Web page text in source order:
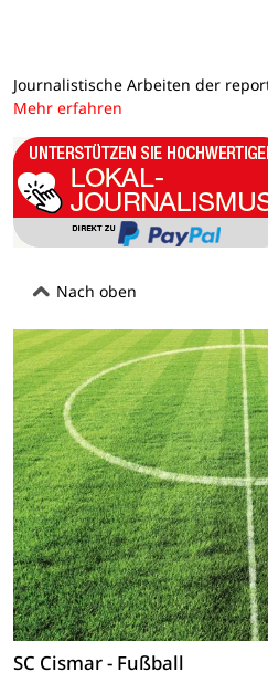
Journalistische Arbeiten der
Mehr erfahren
Nach oben
SC Cismar - Fußball